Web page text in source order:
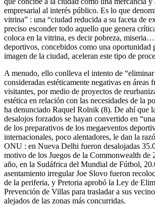
empresarial al interés público. Es lo que
vitrina” : una “ciudad reducida a su faceta de
preciso esconder todo aquello que genera
coloca en la vitrina, es decir pobreza,
deportivos, concebidos como una oportunidad
imagen de la ciudad, aceleran este tipo de
A menudo, ello conlleva el intento de
consideradas estéticamente negativas en áreas
visitantes, por medio de proyectos de
estética en relación con las necesidades de la
ha denunciado Raquel Rolnik (8). De ahí que
desalojos forzados se hayan convertido en
de los preparativos de los megaeventos
internacionales, poco alentadores, le dan la
ONU : en Nueva Delhi fueron desalojadas
motivo de los Juegos de la Commonwealth de
año, en la Sudáfrica del Mundial de Fútbol,
asentamiento irregular Joe Slovo fueron
de la periferia, y Pretoria aprobó la Ley de
Prevención de Villas para trasladar a sus
alejados de las zonas más concurridas.